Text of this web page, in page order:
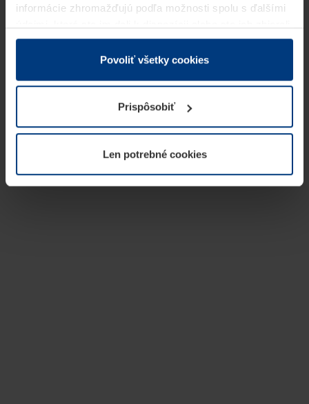
informácie zhromažďujú podľa možnosti spolu s ďalšími
v rámci Vášho využívania služieb.
Z právneho hľadiska môžeme cookies ukladať na Vašom
prevádzku tejto stránky. Pre všetky ostatné typy cookie
potrebujeme Vaše povolenie. Vaše povolenie môžete
kedykoľvek zmeniť alebo odvolať vo vysvetlení cookie
našej webovej stránky.
Povoliť všetky cookies
Prispôsobiť
Len potrebné cookies